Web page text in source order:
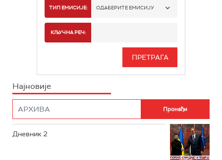
РТС 1
РТС 3
ТИП ЕМИСИЈЕ: ОДАБЕРИТЕ ЕМИСИЈУ
ИНФО
КЉУЧНА РЕЧ:
Најновије
Дневник 2